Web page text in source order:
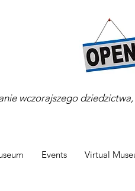
wczorajszego
Events Virtual